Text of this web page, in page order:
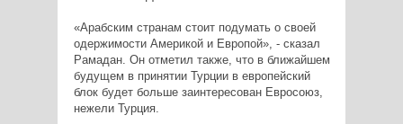
«Арабским странам стоит подумать о своей
одержимости Америкой и Европой», - сказал
Рамадан. Он отметил также, что в ближайшем
будущем в принятии Турции в европейский
блок будет больше заинтересован Евросоюз,
нежели Турция.